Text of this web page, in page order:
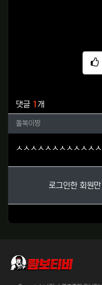
댓글 1개
돌복이짱님의 댓
돌복이짱
ㅅㅅㅅㅅㅅㅅㅅㅅㅅㅅㅅ
로그인한 회원